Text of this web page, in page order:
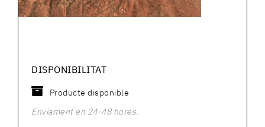
DISPONIBILITAT
Producte disponible
Enviament en 24-48 hores.